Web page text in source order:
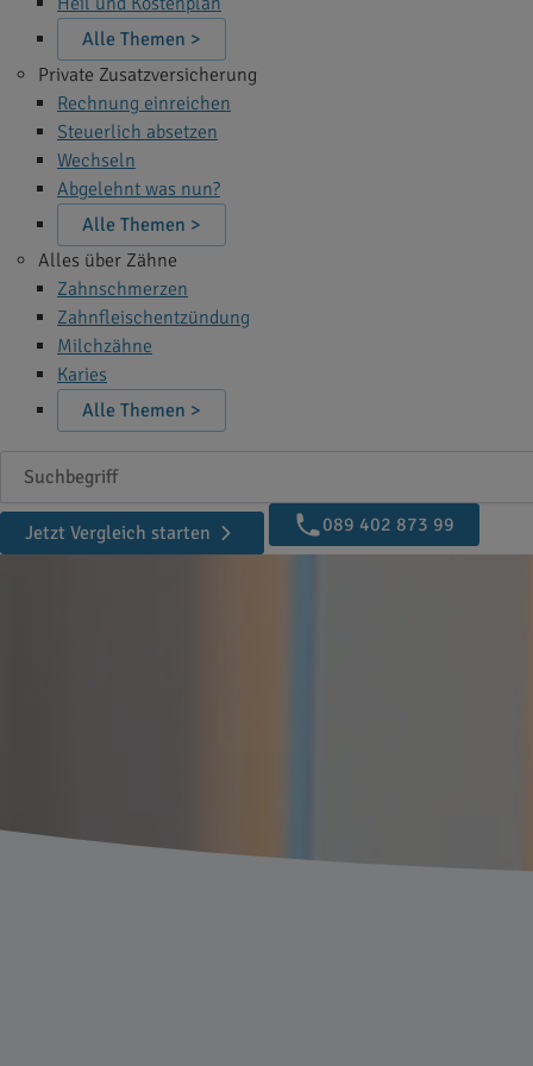
Alle Themen >
Private Zusatzversicherung
Rechnung einreichen
Steuerlich absetzen
Wechseln
Abgelehnt was nun?
Alle Themen >
Alles über Zähne
Zahnschmerzen
Zahnfleischentzündung
Milchzähne
Karies
Alle Themen >
Suchbegriff
Jetzt Vergleich starten
089 402 873 99